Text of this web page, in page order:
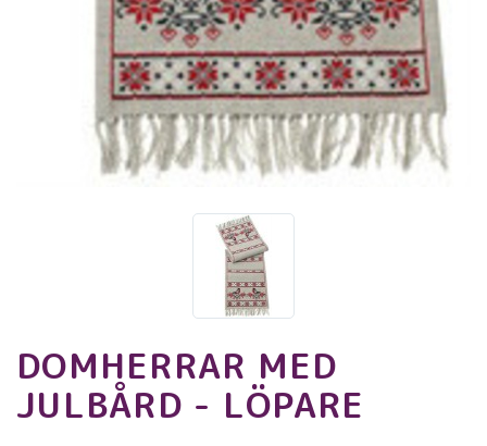
DOMHERRAR MED
JULBÅRD - LÖPARE